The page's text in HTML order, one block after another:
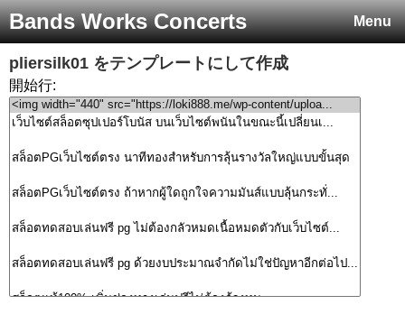
Menu
Bands Works Concerts
pliersilk01 をテンプレートにして作成
開始行: